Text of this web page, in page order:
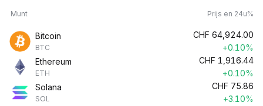
Munt Prijs en 24u%
Bitcoin
BTC
CHF 64,924.00
+0.10%
Ethereum
ETH
CHF 1,916.44
+0.10%
Solana
SOL
CHF 75.86
+3.10%